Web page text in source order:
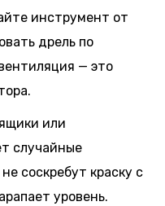
инструмент от
дрель по
— это
или
случайные
соскребут краску с
уровень.